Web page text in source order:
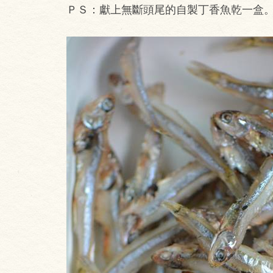
ＰＳ：獻上無斷頭尾的自製丁香魚乾一盒